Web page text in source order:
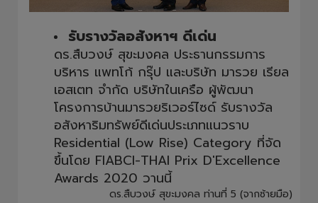
รับรางวัลอสังหาฯ ดีเด่น
ดร.สืบวงษ์ สุขะมงคล ประธานกรรมการ
บริหาร แพทโก้ กรุ๊ป และบริษัท มารวย เรียล
เอสเตท จำกัด บริษัทในเครือ ผู้พัฒนา
โครงการบ้านมารวยริเวอร์ไซด์ รับรางวัล
อสังหาริมทรัพย์ดีเด่นประเภทแนวราบ
Residential (Low Rise) Category ที่จัด
ขึ้นโดย FIABCI-THAI Prix D'Excellence
Awards 2020 วานนี้
ดร.สืบวงษ์ สุขะมงคล ท่านที่ 5 (จากซ้ายมือ)